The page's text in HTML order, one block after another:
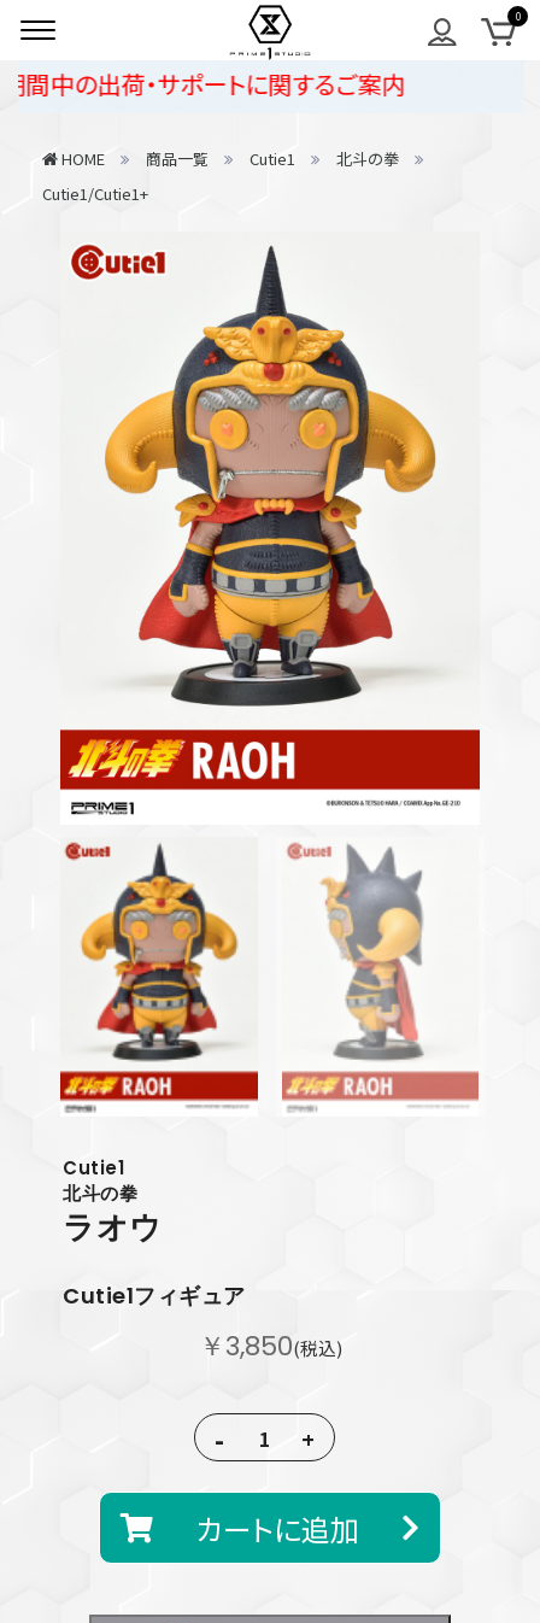
の出荷・サポートに関するご案内
HOME 商品一覧 Cutie1
北斗の拳
Cutie1/Cutie1+
Cutie1
北斗の拳
ラオウ
Cutie1フィギュア
￥3,850(税込)
- +
カートに追加